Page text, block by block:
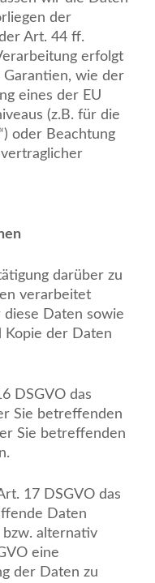
der
Art. 44 ff.
erfolgt
Garantien, wie der
eines der EU
(z.B. für die
oder Beachtung
darüber zu
verarbeitet
Daten sowie
der Daten
DSGVO das
Sie betreffenden
Sie betreffenden
17 DSGVO das
Daten
alternativ
eine
der Daten zu